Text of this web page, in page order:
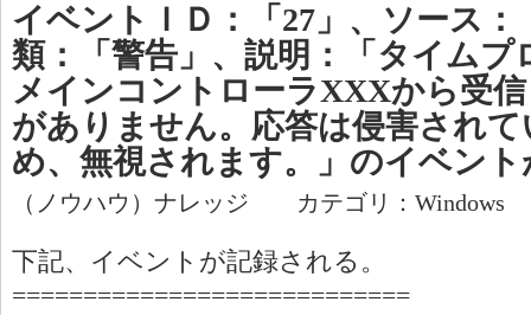
イベントＩＤ：「27」、ソース：
類：「警告」、説明：「タイム
メインコントローラXXXから受
がありません。応答は侵害され
め、無視されます。」のイベン
（ノウハウ）ナレッジ カテゴリ：Windows
下記、イベントが記録される。
============================